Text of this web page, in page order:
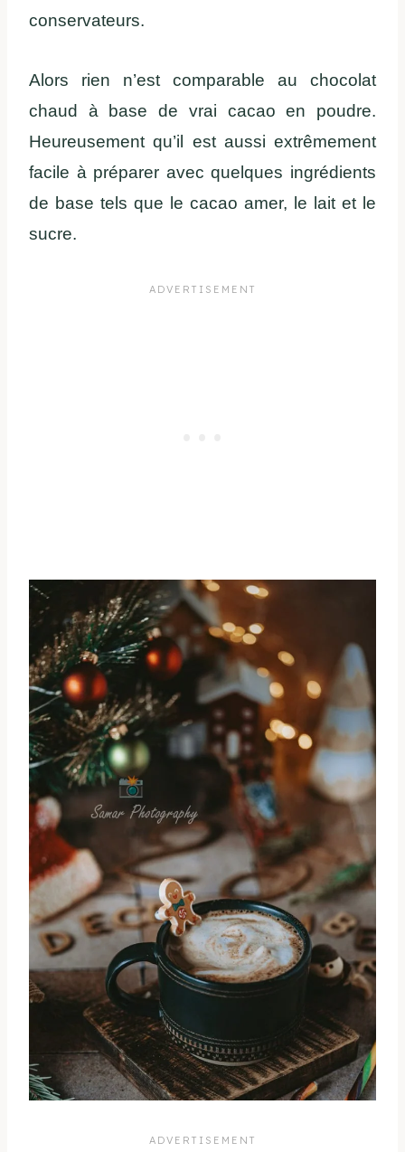
conservateurs.
Alors rien n’est comparable au chocolat
chaud à base de vrai cacao en poudre.
Heureusement qu’il est aussi extrêmement
facile à préparer avec quelques ingrédients
de base tels que le cacao amer, le lait et le
sucre.